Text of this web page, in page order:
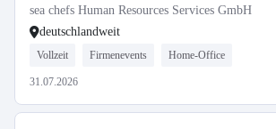
sea chefs Human Resources Services GmbH
deutschlandweit
Vollzeit Firmenevents Home-Office
31.07.2026